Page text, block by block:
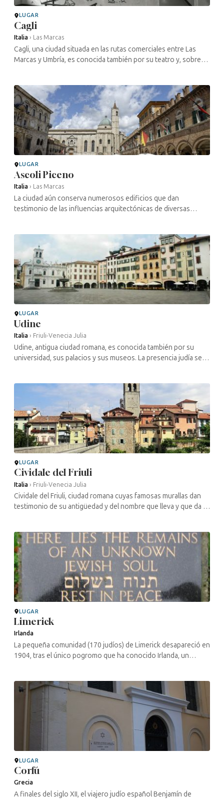
LUGAR
Cagli
Italia › Las Marcas
Cagli, una ciudad situada en las rutas comerciales entre Las
Marcas y Umbría, es conocida también por su teatro y, sobre
LUGAR
Ascoli Piceno
Italia › Las Marcas
La ciudad aún conserva numerosos edificios que dan
testimonio de las influencias arquitectónicas de diversas
LUGAR
Udine
Italia › Friuli-Venecia Julia
Udine, antigua ciudad romana, es conocida también por su
universidad, sus palacios y sus museos. La presencia judía se
LUGAR
Cividale del Friuli
Italia › Friuli-Venecia Julia
Cividale del Friuli, ciudad romana cuyas famosas murallas dan
testimonio de su antigüedad y del nombre que lleva y que da a
LUGAR
Limerick
Irlanda
La pequeña comunidad (170 judíos) de Limerick desapareció en
1904, tras el único pogromo que ha conocido Irlanda, un
LUGAR
Corfú
Grecia
A finales del siglo XII, el viajero judío español Benjamín de